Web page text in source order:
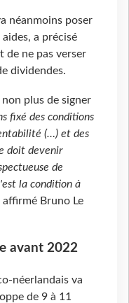
néanmoins poser
a précisé
de ne pas verser
dividendes.
non plus de signer
fixé des conditions
(…) et des
doit devenir
de
la condition à
affirmé Bruno Le
avant 2022
néerlandais va
de 9 à 11